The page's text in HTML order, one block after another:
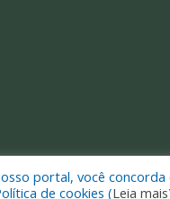
portal, você
de cookies (Leia mais